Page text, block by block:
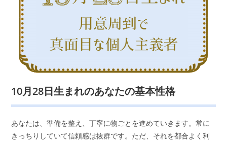
10月28日生まれのあなたの基本性格
あなたは、準備を整え、丁寧に物ごとを進めていきます。常に
きっちりしていて信頼感は抜群です。ただ、それを都合よく利